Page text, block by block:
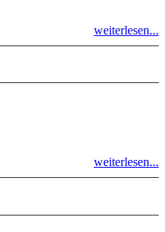
weiterlesen...
weiterlesen...